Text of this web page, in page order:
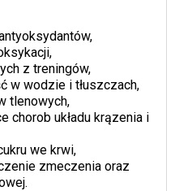
z treningów,
w wodzie i tłuszczach,
tlenowych,
chorob układu krązenia i
we krwi,
zmeczenia oraz